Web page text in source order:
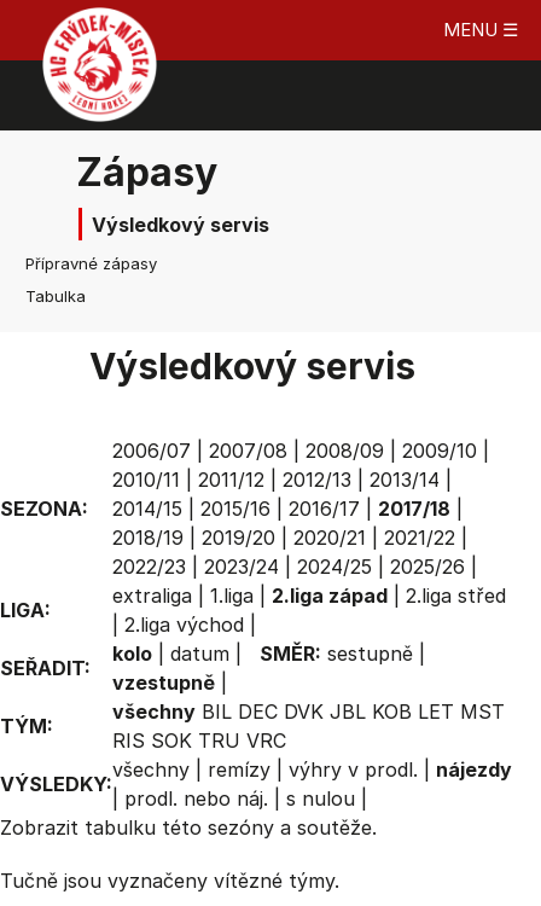
MENU ☰
Zápasy
Výsledkový servis
Přípravné zápasy
Tabulka
Výsledkový servis
SEZONA:
2006/07 2007/08 2008/09 2009/10
2010/11
2011/12 2012/13 2013/14
2014/15
2015/16 2016/17 2017/18
2018/19
2019/20 2020/21 2021/22
2022/23
2023/24 2024/25 2025/26
LIGA:
extraliga 1.liga 2.liga západ
2.liga střed
2.liga východ
SEŘADIT:
kolo datum SMĚR: sestupně
vzestupně
TÝM:
všechny BIL DEC DVK JBL KOB LET MST
RIS SOK TRU VRC
VÝSLEDKY:
všechny remízy výhry v prodl.
nájezdy
prodl. nebo náj. s nulou
Zobrazit tabulku této sezóny a soutěže.
Tučně jsou vyznačeny vítězné týmy.